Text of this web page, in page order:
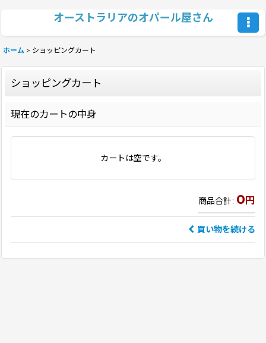
オーストラリアのオパール屋さん
ホーム > ショッピングカート
ショッピングカート
現在のカートの中身
カートは空です。
商品合計: 0 円
買い物を続ける